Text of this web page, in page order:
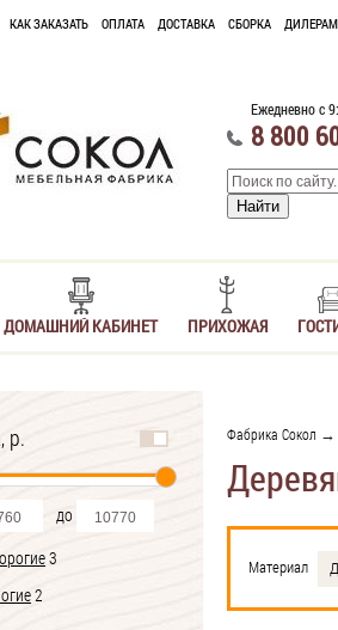
КАК ЗАКАЗАТЬ ОПЛАТА ДОСТАВКА СБОРКА ДИЛЕРАМ
Ежедневно с
8 800
ДОМАШНИЙ КАБИНЕТ ПРИХОЖАЯ
р.
до
3
2
Фабрика Сокол →
Материал